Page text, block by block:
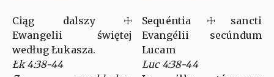
Ciąg dalszy ☩
Ewangelii świętej
według Łukasza.
Łk 4:38-44
Sequéntia ☩ sancti
Evangélii secúndum
Lucam
Luc 4:38-44